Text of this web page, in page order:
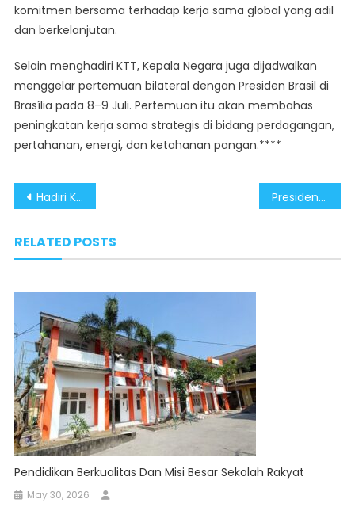
komitmen bersama terhadap kerja sama global yang adil
dan berkelanjutan.
Selain menghadiri KTT, Kepala Negara juga dijadwalkan
menggelar pertemuan bilateral dengan Presiden Brasil di
Brasília pada 8–9 Juli. Pertemuan itu akan membahas
peningkatan kerja sama strategis di bidang perdagangan,
pertahanan, energi, dan ketahanan pangan.****
Post
Hadiri KTT BRICS 2025, Presiden Prabowo Jadikan Indonesia Negara Kunci Global Presiden Prabowo Siap Angkat Isu Politik dan Keamanan Global di KTT BRICS Brazil
RELATED POSTS
Pendidikan Berkualitas Dan Misi Besar Sekolah Rakyat
May 30, 2026